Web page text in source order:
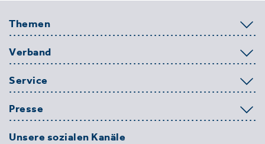
Themen
Verband
Service
Presse
Unsere sozialen Kanäle